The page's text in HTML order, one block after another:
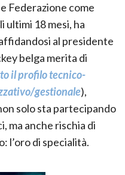
Federazione come
ultimi 18 mesi, ha
al presidente
belga merita di
il profilo tecnico-
gestionale),
solo sta partecipando
ma anche rischia di
l’oro di specialità.